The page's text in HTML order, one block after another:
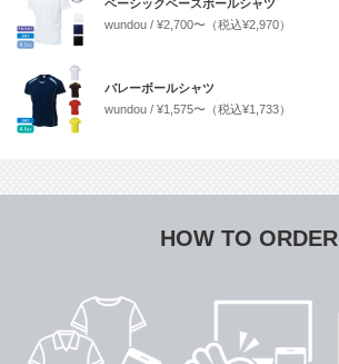
ベーシックベースボールシャツ
wundou
¥2,700〜（税込¥2,970）
バレーボールシャツ
wundou
¥1,575〜（税込¥1,733）
HOW TO ORDER